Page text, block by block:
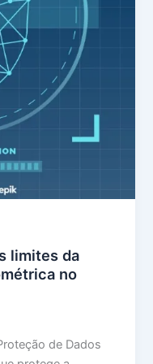
limites da
no
de Dados